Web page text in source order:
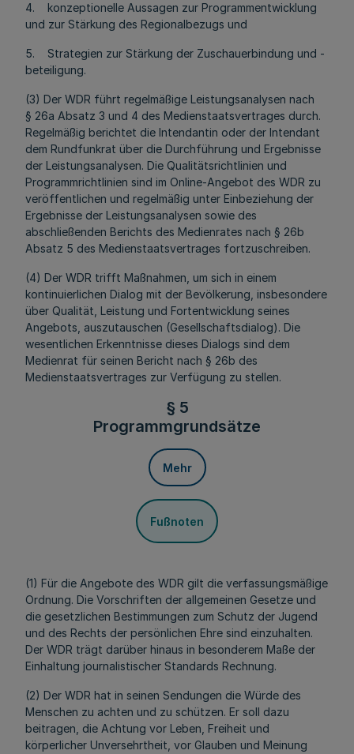
4. konzeptionelle Aussagen zur Programmentwicklung
und zur Stärkung des Regionalbezugs und
5. Strategien zur Stärkung der Zuschauerbindung und -
beteiligung.
(3) Der WDR führt regelmäßige Leistungsanalysen nach
§ 26a Absatz 3 und 4 des Medienstaatsvertrages durch.
Regelmäßig berichtet die Intendantin oder der Intendant
dem Rundfunkrat über die Durchführung und Ergebnisse
der Leistungsanalysen. Die Qualitätsrichtlinien und
Programmrichtlinien sind im Online-Angebot des WDR zu
veröffentlichen und regelmäßig unter Einbeziehung der
Ergebnisse der Leistungsanalysen sowie des
abschließenden Berichts des Medienrates nach § 26b
Absatz 5 des Medienstaatsvertrages fortzuschreiben.
(4) Der WDR trifft Maßnahmen, um sich in einem
kontinuierlichen Dialog mit der Bevölkerung, insbesondere
über Qualität, Leistung und Fortentwicklung seines
Angebots, auszutauschen (Gesellschaftsdialog). Die
wesentlichen Erkenntnisse dieses Dialogs sind dem
Medienrat für seinen Bericht nach § 26b des
Medienstaatsvertrages zur Verfügung zu stellen.
§ 5
Programmgrundsätze
Mehr
Fußnoten
(1) Für die Angebote des WDR gilt die verfassungsmäßige
Ordnung. Die Vorschriften der allgemeinen Gesetze und
die gesetzlichen Bestimmungen zum Schutz der Jugend
und des Rechts der persönlichen Ehre sind einzuhalten.
Der WDR trägt darüber hinaus in besonderem Maße der
Einhaltung journalistischer Standards Rechnung.
(2) Der WDR hat in seinen Sendungen die Würde des
Menschen zu achten und zu schützen. Er soll dazu
beitragen, die Achtung vor Leben, Freiheit und
körperlicher Unversehrtheit, vor Glauben und Meinung